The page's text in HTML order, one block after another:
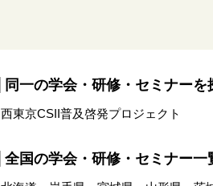
同一の学会・研修・セミナーを
西東京CSII普及啓発プロジェクト
全国の学会・研修・セミナー一